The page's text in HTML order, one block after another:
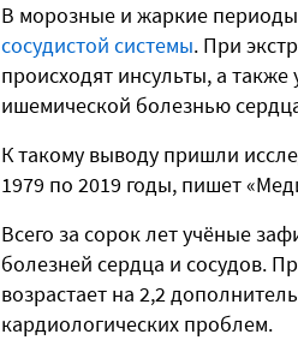
В морозные и жаркие периоды
сосудистой системы. При
происходят инсульты, а
ишемической болезнью
К такому выводу пришли
1979 по 2019 годы, пишет
Всего за сорок лет учёные
болезней сердца и сосудов.
возрастает на 2,2
кардиологических проблем.